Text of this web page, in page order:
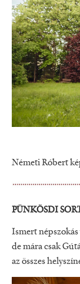
Németi Róbert
PÜNKÖSDI
Ismert
de mára csak
az összes